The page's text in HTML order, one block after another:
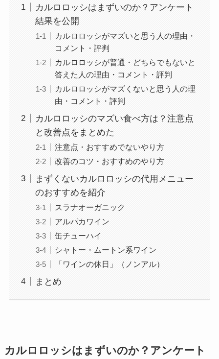
カルロロッシはまずいのか？アンケート
結果を公開
カルロロッシがマズいと思う人の理由・
コメント・評判
カルロロッシが普通・どちらでもないと
答えた人の理由・コメント・評判
カルロロッシがマズくないと思う人の理
由・コメント・評判
カルロロッシのマズい食べ方は？注意点
と改善点をまとめた
注意点・おすすめでないやり方
改善のコツ・おすすめのやり方
まずくないカルロロッシの代用メニュー
のおすすめを紹介
スラナオーガニック
アルパカワイン
缶チューハイ
シャトー・ムートン系ワイン
「ワインの休日」（ノンアル）
まとめ
カルロロッシはまずいのか？アンケート